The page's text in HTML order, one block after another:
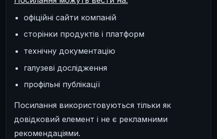
офіційні сайти компаній
сторінки продуктів і платформ
технічну документацію
галузеві дослідження
профільні публікації
Посилання використовуються тільки як
довідковий елемент і не є рекламними
рекомендаціями.